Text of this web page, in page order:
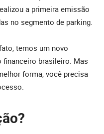
a primeira emissão
no segmento de parking.
temos um novo
financeiro brasileiro. Mas
forma, você precisa